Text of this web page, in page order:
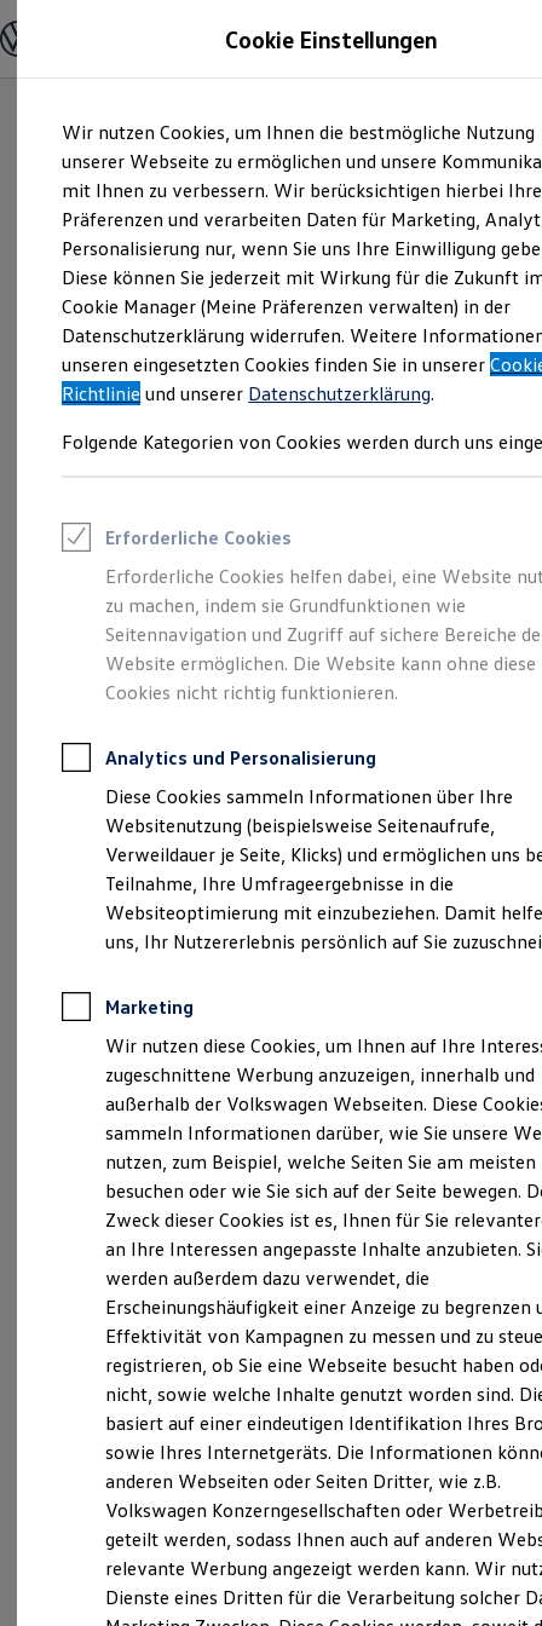
Hauptinhalt
springen
Footer
springen
Modelle und Konfigurator
Modelle vergleichen
Elektroautos
ENERGY Sondermodelle
Nutzfahrzeuge
SUV und CUV
Familienautos
Kombis
Kompaktwagen
Sportwagen
Schnell verfügbare Fahrzeuge
Angebote und Produkte
Aktuelle Angebote
E-Auto-Förderung
Volkswagen Marktplatz
Junge Gebrauchtwagen und Gebrauchtwagen
Saisonangebote
Leasing
Leasing-Angebote
Gebrauchtwagen Leasing
Junge Gebrauchtwagen-Leasing
Elektroauto Leasing
Kleinwagen-Leasing
Leasing ohne Anzahlung
Autokredit mit Schlussrate
Versicherungen und Garantien
Kfz-Versicherung
Restschuldversicherungen
Garantien
Wartungsverträge
Geschäftskunden
Professional Class bei Volkswagen
Großkunden
Behörden
Anpfiff zum Gewinn
Elektroautos
ID. Tutorials
Elektrofahrzeugkonzepte
Reichweite
Reichweite der ID. Modelle
Reichweite im Winter
Laden
Laden unterwegs
Laden Zuhause
Ladezeitensimulator
Batterie
Sicherheit
Garantie und Lebensdauer
Nachhaltigkeit
Technologie
Kosten und Kauf
Verbrauchskosten
Kaufoptionen
E-Auto-Förderung
Software und Konnektivität
Die ID. Software 6
ID. Software Versionen und Updates
Digitale Extras
Schnittstellen zu Ihrem ID.
So geht neu.
Entdecken Sie jetzt
den neuen ID.3 Neo!
Impressum & Rechtliches)
Probefahrt vereinbaren
Fahrzeugangebot anfordern
Servicetermin buchen
Cookie Einstellungen
Wir nutzen Cookies, um Ihnen die bestmögliche Nutzung
unserer Webseite zu ermöglichen und unsere
mit Ihnen zu verbessern. Wir berücksichtigen hierbei Ihre
Präferenzen und verarbeiten Daten für Marketing,
Personalisierung nur, wenn Sie uns Ihre Einwilligung
Diese können Sie jederzeit mit Wirkung für die Zukunft
Cookie Manager (Meine Präferenzen verwalten) in der
Datenschutzerklärung widerrufen. Weitere
unseren eingesetzten Cookies finden Sie in unserer
Richtlinie und unserer Datenschutzerklärung.
Folgende Kategorien von Cookies werden durch uns
Erforderliche Cookies
Erforderliche Cookies helfen dabei, eine Website
zu machen, indem sie Grundfunktionen wie
Seitennavigation und Zugriff auf sichere Bereiche
Website ermöglichen. Die Website kann ohne diese
Cookies nicht richtig funktionieren.
Analytics und Personalisierung
Diese Cookies sammeln Informationen über Ihre
Websitenutzung (beispielsweise Seitenaufrufe,
Verweildauer je Seite, Klicks) und ermöglichen uns
Teilnahme, Ihre Umfrageergebnisse in die
Websiteoptimierung mit einzubeziehen. Damit
uns, Ihr Nutzererlebnis persönlich auf Sie
Marketing
Wir nutzen diese Cookies, um Ihnen auf Ihre
zugeschnittene Werbung anzuzeigen, innerhalb und
außerhalb der Volkswagen Webseiten. Diese
sammeln Informationen darüber, wie Sie unsere
nutzen, zum Beispiel, welche Seiten Sie am meisten
besuchen oder wie Sie sich auf der Seite bewegen.
Zweck dieser Cookies ist es, Ihnen für Sie
an Ihre Interessen angepasste Inhalte anzubieten.
werden außerdem dazu verwendet, die
Erscheinungshäufigkeit einer Anzeige zu begrenzen
Effektivität von Kampagnen zu messen und zu
registrieren, ob Sie eine Webseite besucht haben
nicht, sowie welche Inhalte genutzt worden sind.
basiert auf einer eindeutigen Identifikation Ihres
sowie Ihres Internetgeräts. Die Informationen
anderen Webseiten oder Seiten Dritter, wie z.B.
Volkswagen Konzerngesellschaften oder
geteilt werden, sodass Ihnen auch auf anderen
relevante Werbung angezeigt werden kann. Wir
Dienste eines Dritten für die Verarbeitung solcher